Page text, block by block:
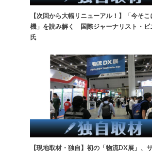
【次回から大幅リニューアル！】「今そ
機」を読み解く 国際ジャーナリスト・ビ
氏
【現地取材・独自】初の「物流DX展」、